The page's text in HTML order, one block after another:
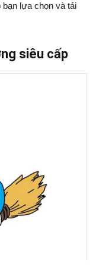
bạn lựa chọn và tải
siêu cấp